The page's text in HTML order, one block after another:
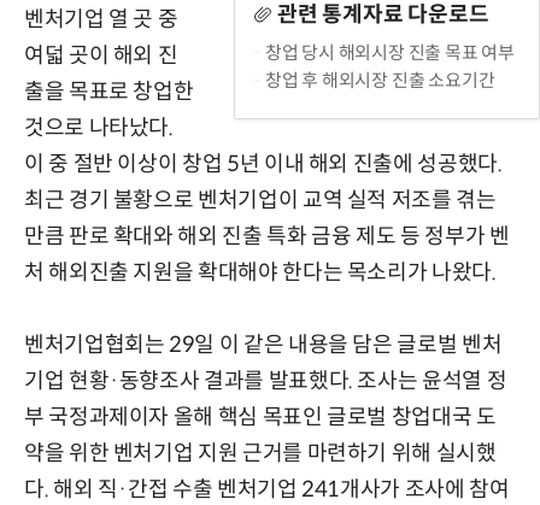
관련 통계자료 다운로드
창업 당시 해외시장 진출 목표 여부
창업 후 해외시장 진출 소요기간
벤처기업 열 곳 중
여덟 곳이 해외 진
출을 목표로 창업한
것으로 나타났다.
이 중 절반 이상이 창업 5년 이내 해외 진출에 성공했다.
최근 경기 불황으로 벤처기업이 교역 실적 저조를 겪는
만큼 판로 확대와 해외 진출 특화 금융 제도 등 정부가 벤
처 해외진출 지원을 확대해야 한다는 목소리가 나왔다.
벤처기업협회는 29일 이 같은 내용을 담은 글로벌 벤처
기업 현황·동향조사 결과를 발표했다. 조사는 윤석열 정
부 국정과제이자 올해 핵심 목표인 글로벌 창업대국 도
약을 위한 벤처기업 지원 근거를 마련하기 위해 실시했
다. 해외 직·간접 수출 벤처기업 241개사가 조사에 참여